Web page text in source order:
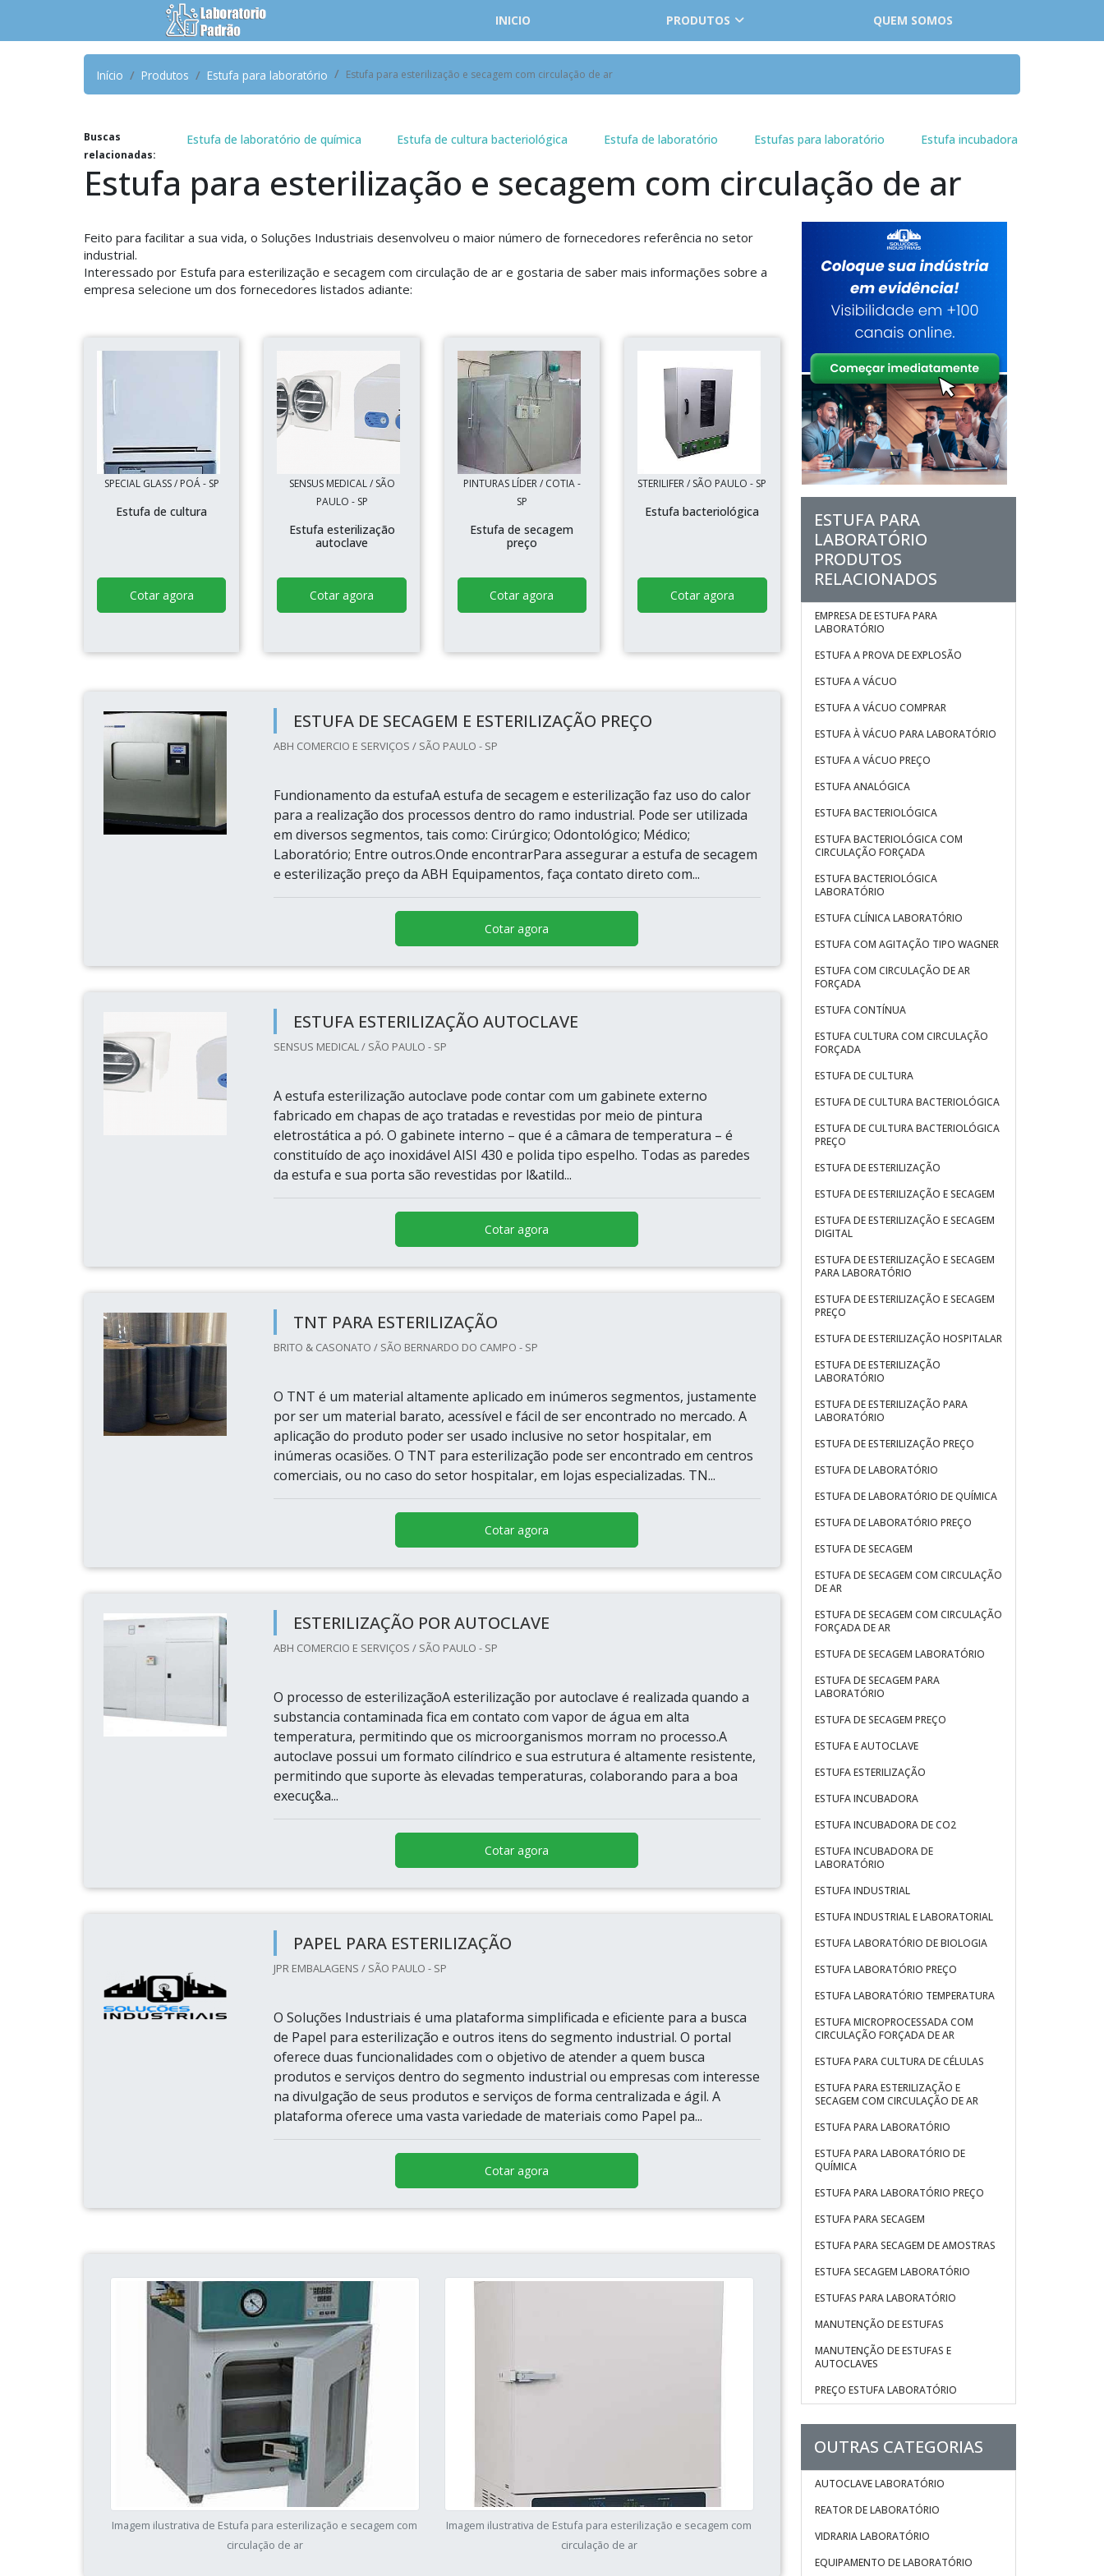
INICIO PRODUTOS QUEM SOMOS
Início Produtos Estufa para laboratório Estufa para esterilização e secagem com circulação de ar
Buscas
relacionadas:
Estufa de laboratório de química Estufa de cultura bacteriológica Estufa de laboratório Estufas para laboratório Estufa incubadora
Estufa para esterilização e secagem com circulação de ar
Feito para facilitar a sua vida, o Soluções Industriais desenvolveu o maior número de fornecedores referência no setor
industrial.
Interessado por Estufa para esterilização e secagem com circulação de ar e gostaria de saber mais informações sobre a
empresa selecione um dos fornecedores listados adiante:
SPECIAL GLASS / POÁ - SP
Estufa de cultura
Cotar agora
SENSUS MEDICAL / SÃO
PAULO - SP
Estufa esterilização
autoclave
Cotar agora
PINTURAS LÍDER / COTIA -
SP
Estufa de secagem
preço
Cotar agora
STERILIFER / SÃO PAULO - SP
Estufa bacteriológica
Cotar agora
ESTUFA DE SECAGEM E ESTERILIZAÇÃO PREÇO
ABH COMERCIO E SERVIÇOS / SÃO PAULO - SP
Fundionamento da estufaA estufa de secagem e esterilização faz uso do calor
para a realização dos processos dentro do ramo industrial. Pode ser utilizada
em diversos segmentos, tais como: Cirúrgico; Odontológico; Médico;
Laboratório; Entre outros.Onde encontrarPara assegurar a estufa de secagem
e esterilização preço da ABH Equipamentos, faça contato direto com...
Cotar agora
ESTUFA ESTERILIZAÇÃO AUTOCLAVE
SENSUS MEDICAL / SÃO PAULO - SP
A estufa esterilização autoclave pode contar com um gabinete externo
fabricado em chapas de aço tratadas e revestidas por meio de pintura
eletrostática a pó. O gabinete interno – que é a câmara de temperatura – é
constituído de aço inoxidável AISI 430 e polida tipo espelho. Todas as paredes
da estufa e sua porta são revestidas por l&atild...
Cotar agora
TNT PARA ESTERILIZAÇÃO
BRITO & CASONATO / SÃO BERNARDO DO CAMPO - SP
O TNT é um material altamente aplicado em inúmeros segmentos, justamente
por ser um material barato, acessível e fácil de ser encontrado no mercado. A
aplicação do produto poder ser usado inclusive no setor hospitalar, em
inúmeras ocasiões. O TNT para esterilização pode ser encontrado em centros
comerciais, ou no caso do setor hospitalar, em lojas especializadas. TN...
Cotar agora
ESTERILIZAÇÃO POR AUTOCLAVE
ABH COMERCIO E SERVIÇOS / SÃO PAULO - SP
O processo de esterilizaçãoA esterilização por autoclave é realizada quando a
substancia contaminada fica em contato com vapor de água em alta
temperatura, permitindo que os microorganismos morram no processo.A
autoclave possui um formato cilíndrico e sua estrutura é altamente resistente,
permitindo que suporte às elevadas temperaturas, colaborando para a boa
execuç&a...
Cotar agora
PAPEL PARA ESTERILIZAÇÃO
JPR EMBALAGENS / SÃO PAULO - SP
O Soluções Industriais é uma plataforma simplificada e eficiente para a busca
de Papel para esterilização e outros itens do segmento industrial. O portal
oferece duas funcionalidades com o objetivo de atender a quem busca
produtos e serviços dentro do segmento industrial ou empresas com interesse
na divulgação de seus produtos e serviços de forma centralizada e ágil. A
plataforma oferece uma vasta variedade de materiais como Papel pa...
Cotar agora
Imagem ilustrativa de Estufa para esterilização e secagem com
circulação de ar
Imagem ilustrativa de Estufa para esterilização e secagem com
circulação de ar
ESTUFA PARA
LABORATÓRIO
PRODUTOS
RELACIONADOS
EMPRESA DE ESTUFA PARA
LABORATÓRIO
ESTUFA A PROVA DE EXPLOSÃO
ESTUFA A VÁCUO
ESTUFA A VÁCUO COMPRAR
ESTUFA À VÁCUO PARA LABORATÓRIO
ESTUFA A VÁCUO PREÇO
ESTUFA ANALÓGICA
ESTUFA BACTERIOLÓGICA
ESTUFA BACTERIOLÓGICA COM
CIRCULAÇÃO FORÇADA
ESTUFA BACTERIOLÓGICA
LABORATÓRIO
ESTUFA CLÍNICA LABORATÓRIO
ESTUFA COM AGITAÇÃO TIPO WAGNER
ESTUFA COM CIRCULAÇÃO DE AR
FORÇADA
ESTUFA CONTÍNUA
ESTUFA CULTURA COM CIRCULAÇÃO
FORÇADA
ESTUFA DE CULTURA
ESTUFA DE CULTURA BACTERIOLÓGICA
ESTUFA DE CULTURA BACTERIOLÓGICA
PREÇO
ESTUFA DE ESTERILIZAÇÃO
ESTUFA DE ESTERILIZAÇÃO E SECAGEM
ESTUFA DE ESTERILIZAÇÃO E SECAGEM
DIGITAL
ESTUFA DE ESTERILIZAÇÃO E SECAGEM
PARA LABORATÓRIO
ESTUFA DE ESTERILIZAÇÃO E SECAGEM
PREÇO
ESTUFA DE ESTERILIZAÇÃO HOSPITALAR
ESTUFA DE ESTERILIZAÇÃO
LABORATÓRIO
ESTUFA DE ESTERILIZAÇÃO PARA
LABORATÓRIO
ESTUFA DE ESTERILIZAÇÃO PREÇO
ESTUFA DE LABORATÓRIO
ESTUFA DE LABORATÓRIO DE QUÍMICA
ESTUFA DE LABORATÓRIO PREÇO
ESTUFA DE SECAGEM
ESTUFA DE SECAGEM COM CIRCULAÇÃO
DE AR
ESTUFA DE SECAGEM COM CIRCULAÇÃO
FORÇADA DE AR
ESTUFA DE SECAGEM LABORATÓRIO
ESTUFA DE SECAGEM PARA
LABORATÓRIO
ESTUFA DE SECAGEM PREÇO
ESTUFA E AUTOCLAVE
ESTUFA ESTERILIZAÇÃO
ESTUFA INCUBADORA
ESTUFA INCUBADORA DE CO2
ESTUFA INCUBADORA DE
LABORATÓRIO
ESTUFA INDUSTRIAL
ESTUFA INDUSTRIAL E LABORATORIAL
ESTUFA LABORATÓRIO DE BIOLOGIA
ESTUFA LABORATÓRIO PREÇO
ESTUFA LABORATÓRIO TEMPERATURA
ESTUFA MICROPROCESSADA COM
CIRCULAÇÃO FORÇADA DE AR
ESTUFA PARA CULTURA DE CÉLULAS
ESTUFA PARA ESTERILIZAÇÃO E
SECAGEM COM CIRCULAÇÃO DE AR
ESTUFA PARA LABORATÓRIO
ESTUFA PARA LABORATÓRIO DE
QUÍMICA
ESTUFA PARA LABORATÓRIO PREÇO
ESTUFA PARA SECAGEM
ESTUFA PARA SECAGEM DE AMOSTRAS
ESTUFA SECAGEM LABORATÓRIO
ESTUFAS PARA LABORATÓRIO
MANUTENÇÃO DE ESTUFAS
MANUTENÇÃO DE ESTUFAS E
AUTOCLAVES
PREÇO ESTUFA LABORATÓRIO
OUTRAS CATEGORIAS
AUTOCLAVE LABORATÓRIO
REATOR DE LABORATÓRIO
VIDRARIA LABORATÓRIO
EQUIPAMENTO DE LABORATÓRIO